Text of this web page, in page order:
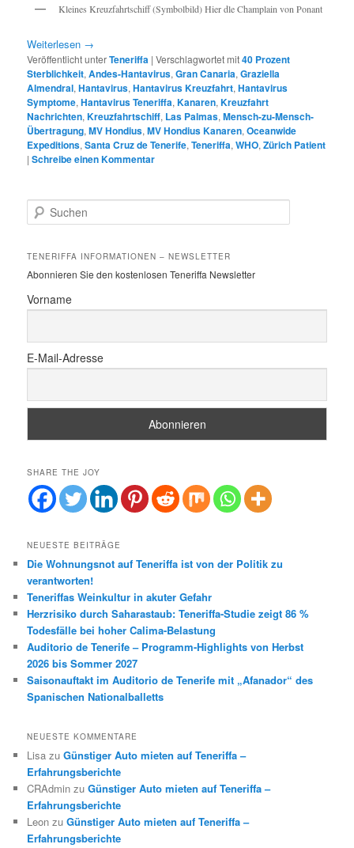
Kleines Kreuzfahrtschiff (Symbolbild) Hier dle Champlain von Ponant
Weiterlesen →
Veröffentlicht unterTeneriffa |Verschlagwortet mit40 Prozent
Sterblichkeit,Andes-Hantavirus,Gran Canaria,Graziella
Almendral,Hantavirus,Hantavirus Kreuzfahrt,Hantavirus
Symptome,Hantavirus Teneriffa,Kanaren,Kreuzfahrt
Nachrichten,Kreuzfahrtschiff, Las Palmas,Mensch-zu-Mensch-
Übertragung,MV Hondius,MV Hondius Kanaren,Oceanwide
Expeditions,Santa Cruz de Tenerife,Teneriffa,WHO,Zürich Patient
|Schreibe einen Kommentar
u
h
n
TENERIFFA INFORMATIONEN – NEWSLETTER
Abonnieren Sie den kostenlosen Teneriffa Newsletter
Vorname
E-Mail-Adresse
SHARE THE JOY
NEUESTE BEITRÄGE
Die Wohnungsnot auf Teneriffa ist von der Politik zu
verantworten!
Teneriffas Weinkultur in akuter Gefahr
Herzrisiko durch Saharastaub: Teneriffa-Studie zeigt 86 %
Todesfälle bei hoher Calima-Belastung
Auditorio de Tenerife – Programm-Highlights von Herbst
2026 bis Sommer 2027
Saisonauftakt im Auditorio de Tenerife mit „Afanador“ des
Spanischen Nationalballetts
NEUESTE KOMMENTARE
Lisa zuGünstiger Auto mieten auf Teneriffa –
Erfahrungsberichte
CRAdmin zuGünstiger Auto mieten auf Teneriffa –
Erfahrungsberichte
Leon zuGünstiger Auto mieten auf Teneriffa –
Erfahrungsberichte